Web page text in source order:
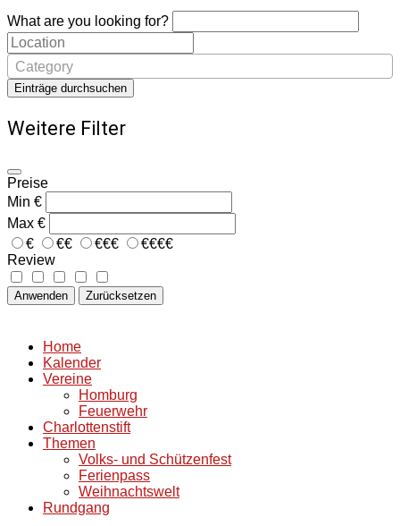
What are you looking for?
Category
Einträge durchsuchen
Weitere Filter
Preise
Min €
Max €
€
€€ €€€
€€€€
Review
Anwenden Zurücksetzen
Home
Kalender
Vereine
Homburg
Feuerwehr
Charlottenstift
Themen
Volks- und Schützenfest
Ferienpass
Weihnachtswelt
Rundgang